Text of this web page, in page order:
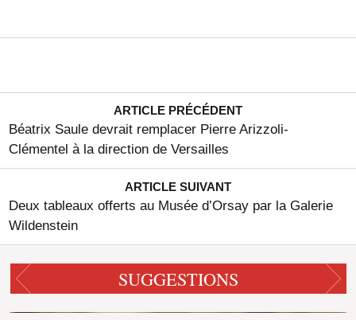
ARTICLE PRÉCÉDENT
Béatrix Saule devrait remplacer Pierre Arizzoli-
Clémentel à la direction de Versailles
ARTICLE SUIVANT
Deux tableaux offerts au Musée d’Orsay par la Galerie
Wildenstein
SUGGESTIONS